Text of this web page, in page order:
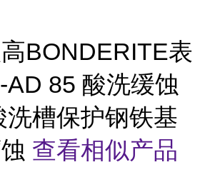
BONDERITE表
85 酸洗缓蚀
槽保护钢铁基
查看相似产品